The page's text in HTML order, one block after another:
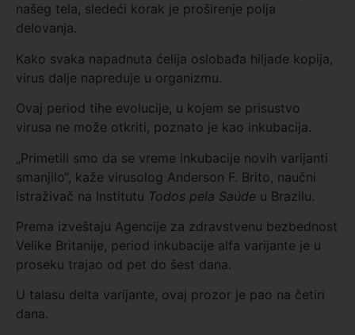
našeg tela, sledeći korak je proširenje polja
delovanja.
Kako svaka napadnuta ćelija oslobađa hiljade kopija,
virus dalje napreduje u organizmu.
Ovaj period tihe evolucije, u kojem se prisustvo
virusa ne može otkriti, poznato je kao inkubacija.
„Primetili smo da se vreme inkubacije novih varijanti
smanjilo“, kaže virusolog Anderson F. Brito, naučni
istraživač na Institutu Todos pela Saúde u Brazilu.
Prema izveštaju Agencije za zdravstvenu bezbednost
Velike Britanije, period inkubacije alfa varijante je u
proseku trajao od pet do šest dana.
U talasu delta varijante, ovaj prozor je pao na četiri
dana.